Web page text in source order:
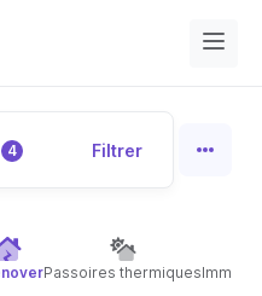
4 Filtrer
Passoires thermiques